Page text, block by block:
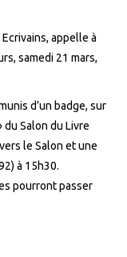
appelle à
samedi 21 mars,
d’un badge, sur
Salon du Livre
le Salon et une
à 15h30.
pourront passer